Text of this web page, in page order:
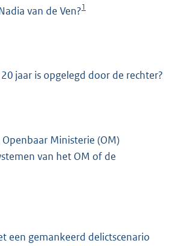
van de Ven?1
jaar is opgelegd door de rechter?
Ministerie (OM)
van het OM of de
een gemankeerd delictscenario